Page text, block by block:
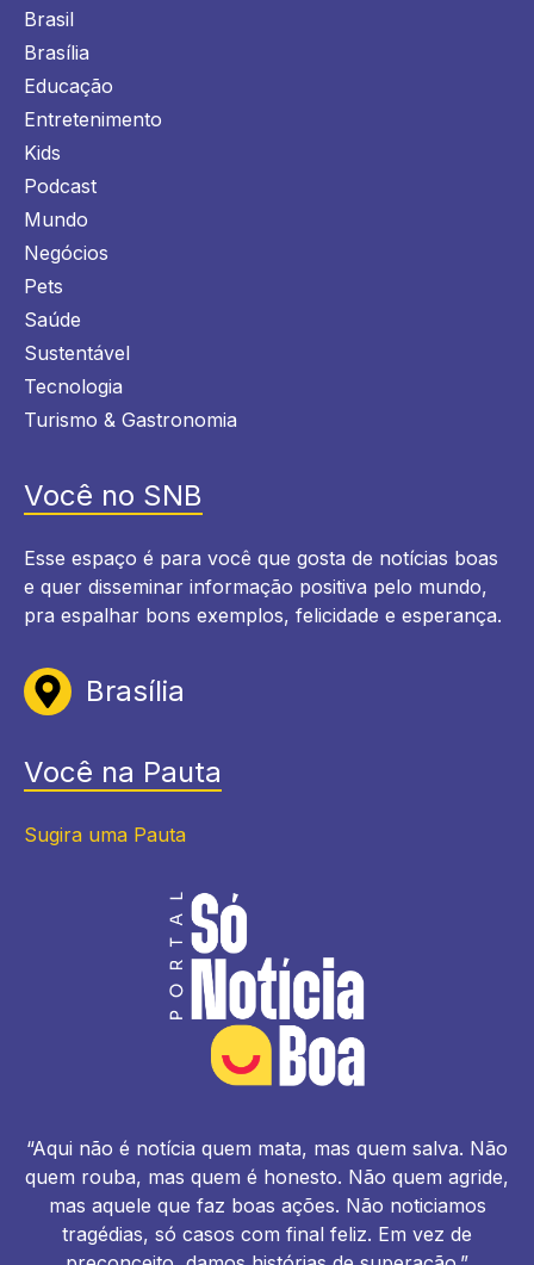
Brasil
Brasília
Educação
Entretenimento
Kids
Podcast
Mundo
Negócios
Pets
Saúde
Sustentável
Tecnologia
Turismo & Gastronomia
Você no SNB
Esse espaço é para você que gosta de notícias boas
e quer disseminar informação positiva pelo mundo,
pra espalhar bons exemplos, felicidade e esperança.
Brasília
Você na Pauta
Sugira uma Pauta
“Aqui não é notícia quem mata, mas quem salva. Não
quem rouba, mas quem é honesto. Não quem agride,
mas aquele que faz boas ações. Não noticiamos
tragédias, só casos com final feliz. Em vez de